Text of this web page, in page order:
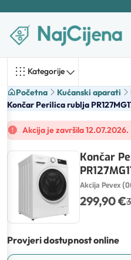
Kategorije
Početna Kućanski aparati
Končar Perilica rublja
Akcija je završila 12.07.2026.
Končar
Akcija Pevex
299,90 €
Provjeri dostupnost online